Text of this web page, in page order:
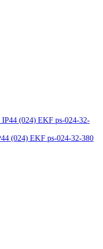
(024) EKF ps-024-32-380